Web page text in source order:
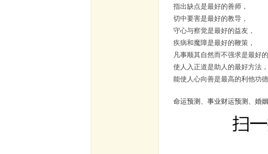
指出缺点是最好的善师，
切中要害是最好的教导，
守心与察觉是最好的益友，
疾病和魔障是最好的鞭策，
凡事顺其自然而不强求是最好
使人入正道是助人的最好方法，
能使人心向善是最高的利他功德
命运预测、事业财运预测、婚